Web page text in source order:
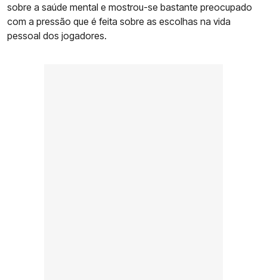
sobre a saúde mental e mostrou-se bastante preocupado
com a pressão que é feita sobre as escolhas na vida
pessoal dos jogadores.